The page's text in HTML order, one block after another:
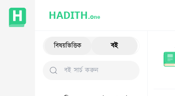
HADITH.One
বিষয়ভিত্তিক বই